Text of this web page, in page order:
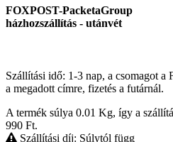
FOXPOST-PacketaGroup
házhozszállítás - utánvét
Szállítási idő: 1-3 nap, a csomagot a
a megadott címre, fizetés a futárnál.
A termék súlya 0.01 Kg, így a
990 Ft.
Szállítási díj: Súlytól függ